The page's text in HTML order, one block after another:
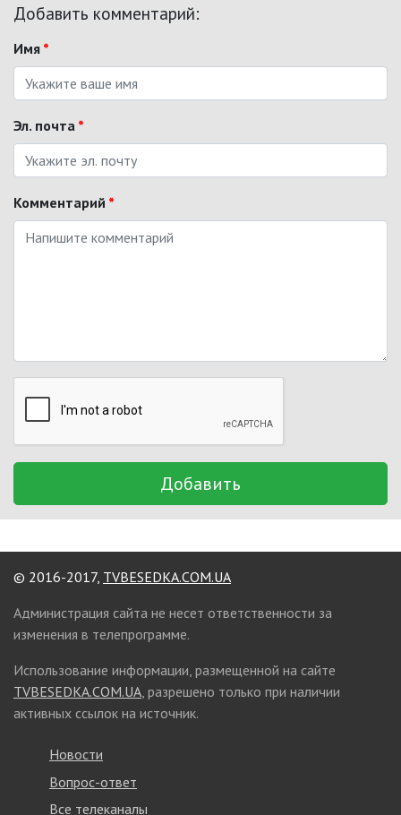
Добавить комментарий:
Имя *
Эл. почта *
Комментарий *
Добавить
© 2016-2017, TVBESEDKA.COM.UA
Администрация сайта не несет ответственности за
изменения в телепрограмме.
Использование информации, размещенной на сайте
TVBESEDKA.COM.UA , разрешено только при наличии
активных ссылок на источник.
Новости
Вопрос-ответ
Все телеканалы